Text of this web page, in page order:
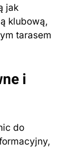
jak
klubową,
tarasem
i
do